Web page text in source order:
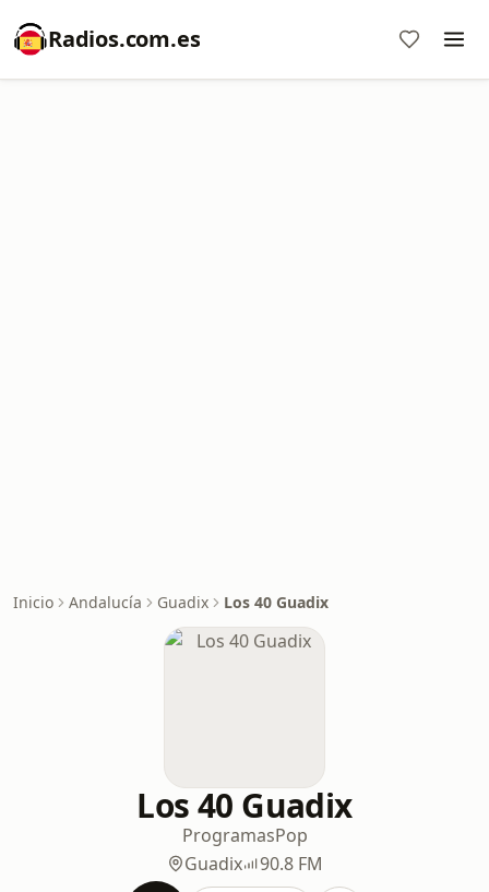
Radios.com.es
Inicio Andalucía Guadix Los 40 Guadix
Los 40 Guadix
ProgramasPop
Guadix
90.8 FM